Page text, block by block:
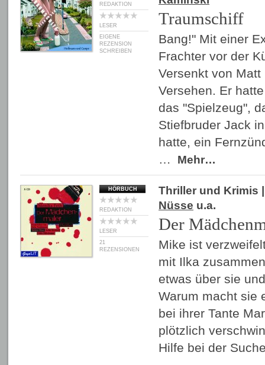
REDAKTION
LESER
EIGENE
REZENSION
SCHREIBEN
Traumschiff
Bang!" Mit einer
Frachter vor der
Versenkt von
Versehen. Er
das "Spielzeug",
Stiefbruder Jack
hatte, ein
…
Mehr…
HÖRBUCH
REDAKTION
LESER
21
REZENSIONEN
Thriller und Krimis
Nüsse u.a.
Der
Mike ist
mit Ilka
etwas über sie
Warum macht sie
bei ihrer Tante
plötzlich
Hilfe bei der